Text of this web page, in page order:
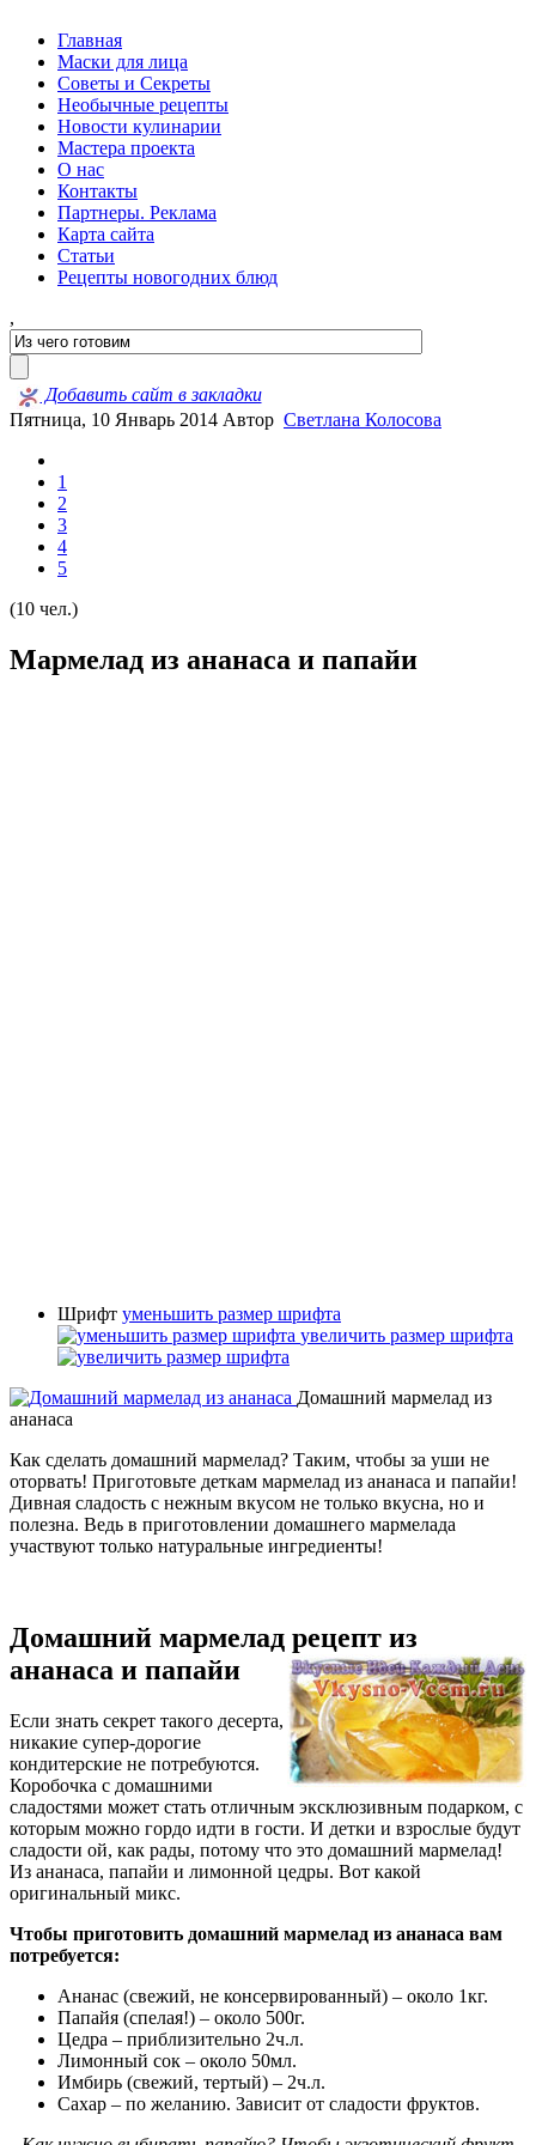
Главная
Маски для лица
Советы и Секреты
Необычные рецепты
Новости кулинарии
Мастера проекта
О нас
Контакты
Партнеры. Реклама
Карта сайта
Статьи
Рецепты новогодних блюд
,
Добавить сайт в закладки
Пятница, 10 Январь 2014 Автор Светлана Колосова
1
2
3
4
5
(10 чел.)
Мармелад из ананаса и папайи
Шрифт уменьшить размер шрифта
увеличить размер шрифта
Домашний мармелад из
ананаса
Как сделать домашний мармелад? Таким, чтобы за уши не
оторвать! Приготовьте деткам мармелад из ананаса и папайи!
Дивная сладость с нежным вкусом не только вкусна, но и
полезна. Ведь в приготовлении домашнего мармелада
участвуют только натуральные ингредиенты!
Домашний мармелад рецепт из
ананаса и папайи
Если знать секрет такого десерта,
никакие супер-дорогие
кондитерские не потребуются.
Коробочка с домашними
сладостями может стать отличным эксклюзивным подарком, с
которым можно гордо идти в гости. И детки и взрослые будут
сладости ой, как рады, потому что это домашний мармелад!
Из ананаса, папайи и лимонной цедры. Вот какой
оригинальный микс.
Чтобы приготовить домашний мармелад из ананаса вам
потребуется:
Ананас (свежий, не консервированный) – около 1кг.
Папайя (спелая!) – около 500г.
Цедра – приблизительно 2ч.л.
Лимонный сок – около 50мл.
Имбирь (свежий, тертый) – 2ч.л.
Сахар – по желанию. Зависит от сладости фруктов.